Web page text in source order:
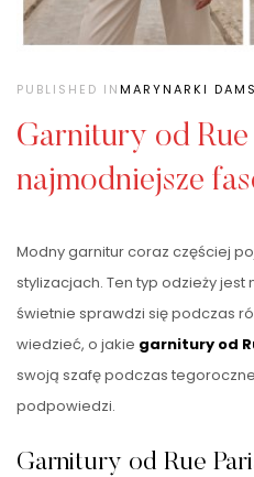
PUBLISHED INMARYNARKI
Garnitury od Rue
najmodniejsze
Modny garnitur coraz częściej
stylizacjach. Ten typ odzieży
świetnie sprawdzi się podczas
wiedzieć, o jakie garnitury od
swoją szafę podczas
podpowiedzi.
Garnitury od Rue